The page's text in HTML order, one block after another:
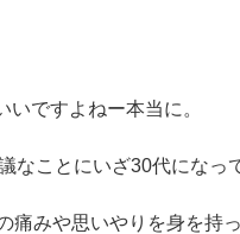
ですよねー本当に。
ことにいざ30代になっ
みや思いやりを身を持